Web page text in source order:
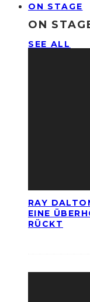
ON STAGE
ON
SEE ALL
RAY
EINE
RÜCKT